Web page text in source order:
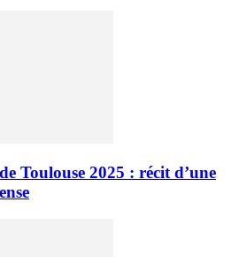
Toulouse 2025 : récit d’une